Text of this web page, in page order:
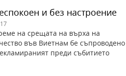
и без настроение
на срещата на върха на
във Виетнам бе съпроводено
преди събитието